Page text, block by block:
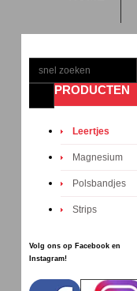
PRODUCTEN
Leertjes
Magnesium
Polsbandjes
Strips
Volg ons op Facebook en
Instagram!